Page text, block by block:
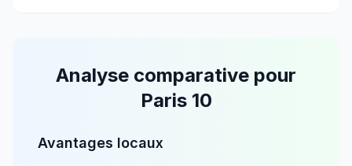
Analyse comparative pour
Paris 10
Avantages locaux